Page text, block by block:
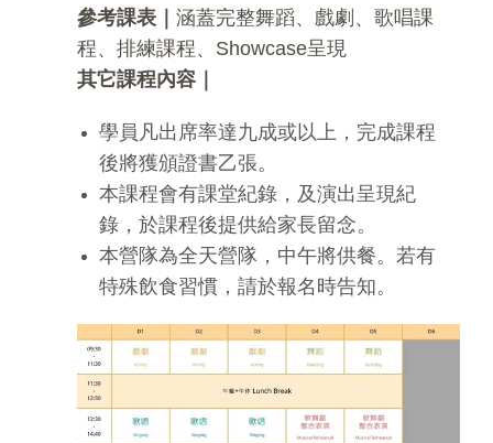
參考課表｜ 涵蓋完整舞蹈、戲劇、歌唱課
程、排練課程、Showcase呈現
其它課程內容｜
學員凡出席率達九成或以上，完成課程
後將獲頒證書乙張。
本課程會有課堂紀錄，及演出呈現紀
錄，於課程後提供給家長留念。
本營隊為全天營隊，中午將供餐。若有
特殊飲食習慣，請於報名時告知。